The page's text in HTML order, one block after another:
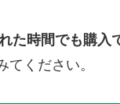
た時間でも購入
ください。